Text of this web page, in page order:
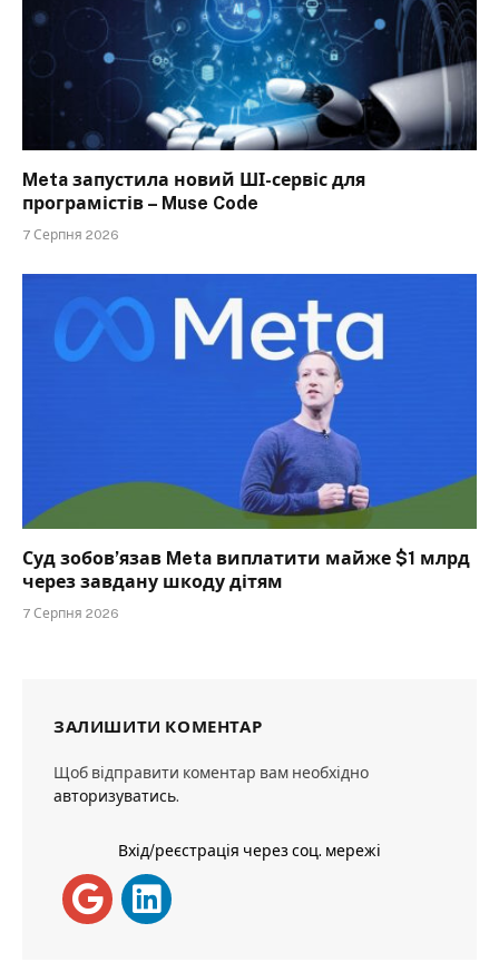
Meta запустила новий ШІ-сервіс для
програмістів – Muse Code
7 Серпня 2026
Суд зобов’язав Meta виплатити майже $1 млрд
через завдану шкоду дітям
7 Серпня 2026
ЗАЛИШИТИ КОМЕНТАР
Щоб відправити коментар вам необхідно
авторизуватись.
Вхід/реєстрація через соц. мережі